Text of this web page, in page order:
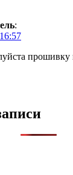
:
прошивку